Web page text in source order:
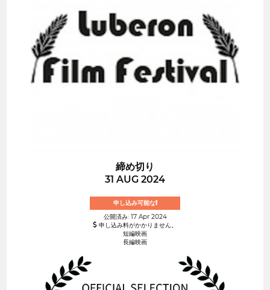
締め切り
31 AUG 2024
申し込み可能な!
公開済み: 17 Apr 2024
申し込み料がかかりません。
短編映画
長編映画